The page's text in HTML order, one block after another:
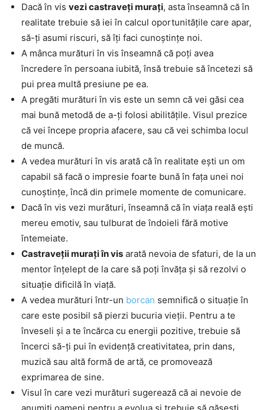
Dacă în vis vezi castraveți murați, asta înseamnă că în
realitate trebuie să iei în calcul oportunitățile care apar,
să-ți asumi riscuri, să îți faci cunoștințe noi.
A mânca murături în vis înseamnă că poți avea
încredere în persoana iubită, însă trebuie să încetezi să
pui prea multă presiune pe ea.
A pregăti murături în vis este un semn că vei găsi cea
mai bună metodă de a-ți folosi abilitățile. Visul prezice
că vei începe propria afacere, sau că vei schimba locul
de muncă.
A vedea murături în vis arată că în realitate ești un om
capabil să facă o impresie foarte bună în fața unei noi
cunoștințe, încă din primele momente de comunicare.
Dacă în vis vezi murături, înseamnă că în viața reală ești
mereu emotiv, sau tulburat de îndoieli fără motive
întemeiate.
Castraveții murați în vis arată nevoia de sfaturi, de la un
mentor înțelept de la care să poți învăța și să rezolvi o
situație dificilă în viață.
A vedea murături într-un borcan semnifică o situație în
care este posibil să pierzi bucuria vieții. Pentru a te
înveseli și a te încărca cu energii pozitive, trebuie să
încerci să-ți pui în evidență creativitatea, prin dans,
muzică sau altă formă de artă, ce promovează
exprimarea de sine.
Visul în care vezi murături sugerează că ai nevoie de
anumiți oameni pentru a evolua și trebuie să găsești